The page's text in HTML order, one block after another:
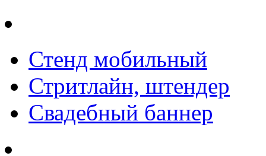
Стенд мобильный
Стритлайн, штендер
Свадебный баннер